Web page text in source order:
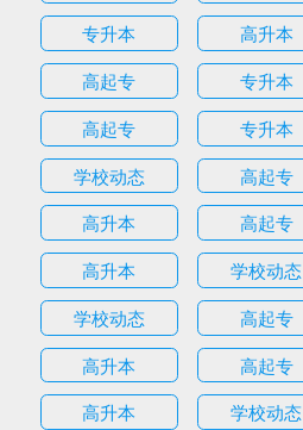
专升本
高升本
高起专
专升本
高起专
专升本
学校动态
高起专
高升本
高起专
高升本
学校动态
学校动态
高起专
高升本
高起专
高升本
学校动态